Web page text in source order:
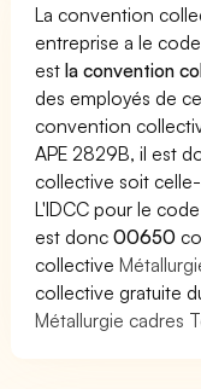
La convention
entreprise a le
estla convention
des employés de
convention
APE 2829B, il est
collective soit
L'IDCC pour le
est donc00650
collective
collective gratuite
Métallurgie cadres